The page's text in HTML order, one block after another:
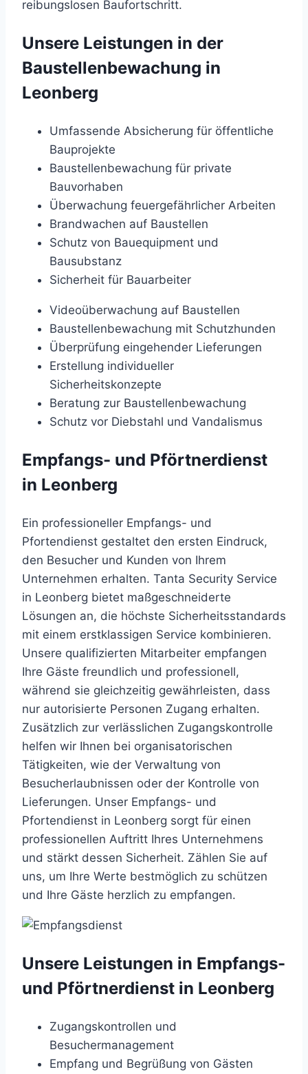
reibungslosen Baufortschritt.
Unsere Leistungen in der
Baustellenbewachung in
Leonberg
Umfassende Absicherung für öffentliche
Bauprojekte
Baustellenbewachung für private
Bauvorhaben
Überwachung feuergefährlicher Arbeiten
Brandwachen auf Baustellen
Schutz von Bauequipment und
Bausubstanz
Sicherheit für Bauarbeiter
Videoüberwachung auf Baustellen
Baustellenbewachung mit Schutzhunden
Überprüfung eingehender Lieferungen
Erstellung individueller
Sicherheitskonzepte
Beratung zur Baustellenbewachung
Schutz vor Diebstahl und Vandalismus
Empfangs- und Pförtnerdienst
in Leonberg
Ein professioneller Empfangs- und
Pfortendienst gestaltet den ersten Eindruck,
den Besucher und Kunden von Ihrem
Unternehmen erhalten. Tanta Security Service
in Leonberg bietet maßgeschneiderte
Lösungen an, die höchste Sicherheitsstandards
mit einem erstklassigen Service kombinieren.
Unsere qualifizierten Mitarbeiter empfangen
Ihre Gäste freundlich und professionell,
während sie gleichzeitig gewährleisten, dass
nur autorisierte Personen Zugang erhalten.
Zusätzlich zur verlässlichen Zugangskontrolle
helfen wir Ihnen bei organisatorischen
Tätigkeiten, wie der Verwaltung von
Besucherlaubnissen oder der Kontrolle von
Lieferungen. Unser Empfangs- und
Pfortendienst in Leonberg sorgt für einen
professionellen Auftritt Ihres Unternehmens
und stärkt dessen Sicherheit. Zählen Sie auf
uns, um Ihre Werte bestmöglich zu schützen
und Ihre Gäste herzlich zu empfangen.
Unsere Leistungen in Empfangs-
und Pförtnerdienst in Leonberg
Zugangskontrollen und
Besuchermanagement
Empfang und Begrüßung von Gästen